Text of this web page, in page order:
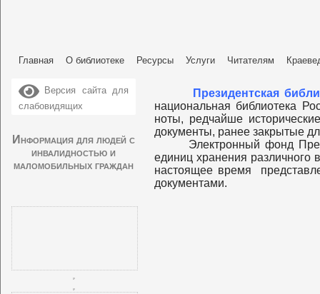
Главная О библиотеке Ресурсы Услуги Читателям
Версия сайта для
слабовидящих
Информация для людей с
инвалидностью и
маломобильных граждан
Президентская
национальная библиотека
ноты, редчайше
документы, ранее закрытые
Электронный фонд
единиц хранения различного
настоящее время
документами.